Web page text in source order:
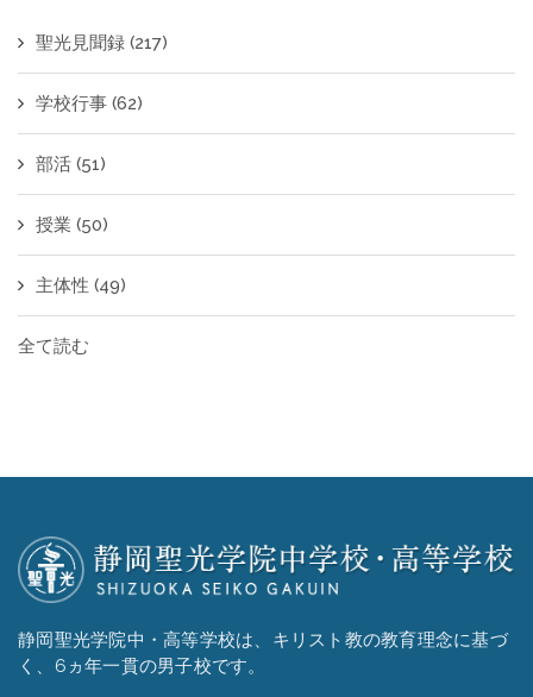
聖光見聞録 (217)
学校行事 (62)
部活 (51)
授業 (50)
主体性 (49)
全て読む
静岡聖光学院中・高等学校は、キリスト教の教育理念に基づ
く、6ヵ年一貫の男子校です。